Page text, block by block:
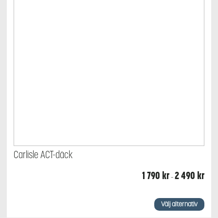
Carlisle ACT-däck
1 790 kr–2 490 kr
2
490
Välj alternativ